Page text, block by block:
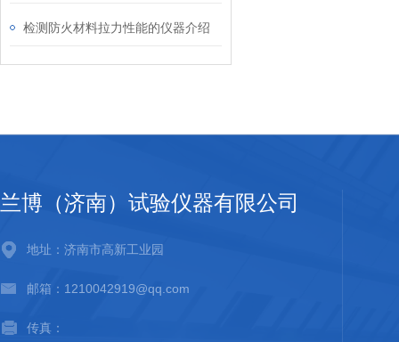
检测防火材料拉力性能的仪器介绍
兰博（济南）试验仪器有限公司
地址：济南市高新工业园
邮箱：1210042919@qq.com
传真：